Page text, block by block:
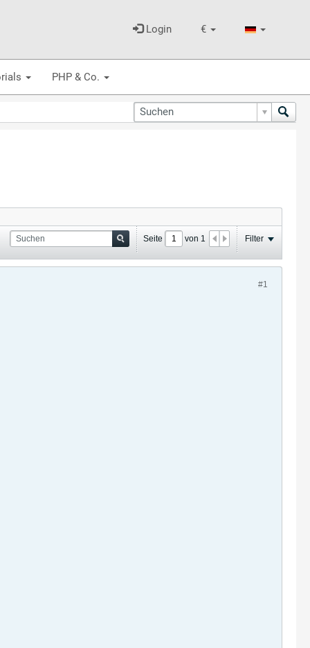
€
Login
PHP & Co.
Seite von 1 Filter
#1